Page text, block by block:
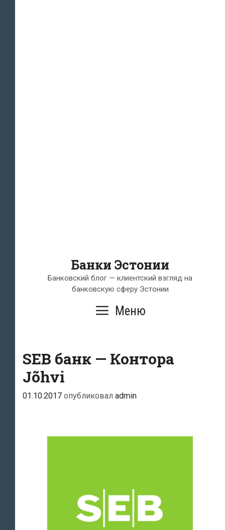
Банки Эстонии
Банковский блог — клиентский взгляд на
банковскую сферу Эстонии
Меню
SEB банк — Контора
Jõhvi
01.10.2017 опубликовал admin